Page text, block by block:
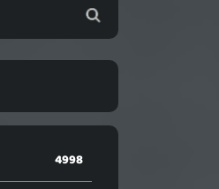
4998